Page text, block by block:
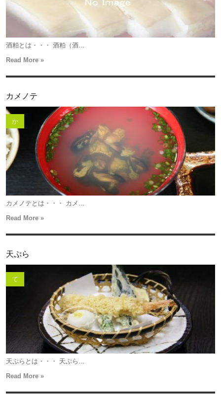
酒粕とは・・・ 酒粕（酒...
Read More »
カメノテ
か
カメノテとは・・・ カメ...
Read More »
天ぷら
て
天ぷらとは・・・ 天ぷら...
Read More »